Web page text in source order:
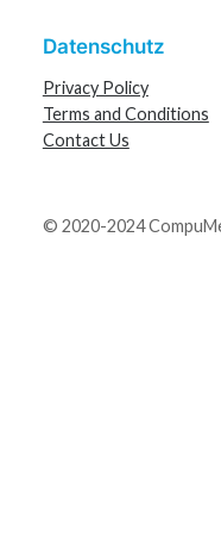
Datenschutz
Privacy Policy
Terms and Conditions
Contact Us
© 2020-2024